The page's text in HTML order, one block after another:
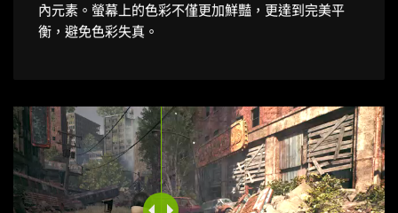
內元素。螢幕上的色彩不僅更加鮮豔，更達到完美平
衡，避免色彩失真。